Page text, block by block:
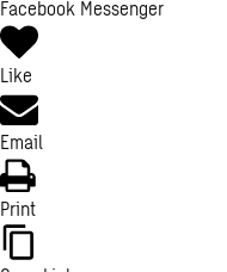
Facebook Messenger
Like
Email
Print